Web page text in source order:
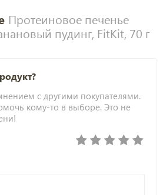
Протеиновое печенье
пудинг, FitKit, 70 г
с другими покупателями.
кому-то в выборе. Это не